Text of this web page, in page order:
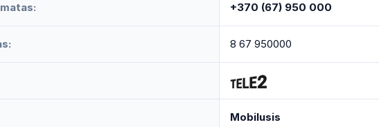
+370 (67) 950 000
8 67 950000
Mobilusis